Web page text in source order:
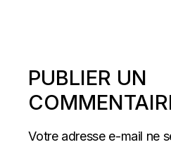
PUBLIER UN
Votre adresse e-mail ne